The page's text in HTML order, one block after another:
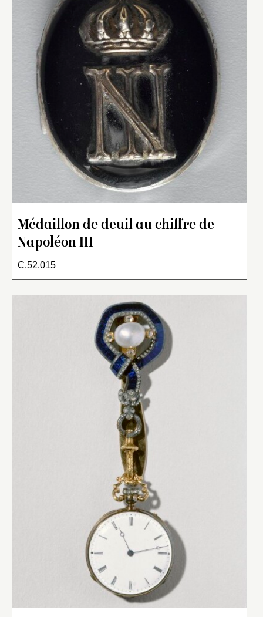
Médaillon de deuil au chiffre de
Napoléon III
C.52.015